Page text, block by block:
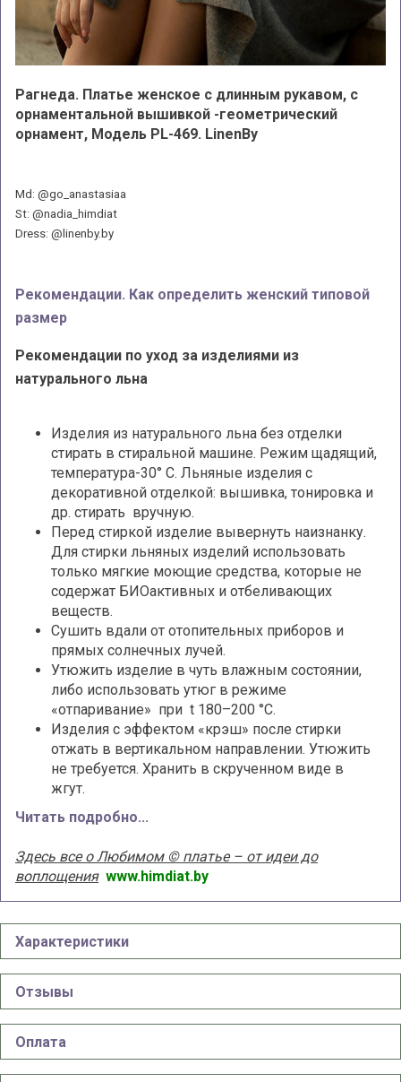
Рагнеда. Платье женское с длинным рукавом, с
орнаментальной вышивкой -геометрический
орнамент, Модель PL-469. LinenBy
Md: @go_anastasiaa
St: @nadia_himdiat
Dress: @linenby.by
Рекомендации. Как определить женский типовой
размер
Рекомендации по уход за изделиями из
натурального льна
Изделия из натурального льна без отделки
стирать в стиральной машине. Режим щадящий,
температура-30° С. Льняные изделия с
декоративной отделкой: вышивка, тонировка и
др. стирать вручную.
Перед стиркой изделие вывернуть наизнанку.
Для стирки льняных изделий использовать
только мягкие моющие средства, которые не
содержат БИОактивных и отбеливающих
веществ.
Сушить вдали от отопительных приборов и
прямых солнечных лучей.
Утюжить изделие в чуть влажным состоянии,
либо использовать утюг в режиме
«отпаривание» при t 180–200 °С.
Изделия с эффектом «крэш» после стирки
отжать в вертикальном направлении. Утюжить
не требуется. Хранить в скрученном виде в
жгут.
Читать подробно...
Здесь все о Любимом © платье – от идеи до
воплощения www.himdiat.by
Характеристики
Отзывы
Оплата